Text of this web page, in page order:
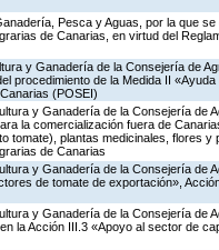
Pesca y Aguas, por la que
de Canarias, en virtud del
y Ganadería de la Consejería de
procedimiento de la Medida II
(POSEI)
y Ganadería de la Consejería de
la comercialización fuera de
tomate), plantas medicinales, flores y
de Canarias
y Ganadería de la Consejería de
de tomate de exportación»,
y Ganadería de la Consejería de
la Acción III.3 «Apoyo al sector de